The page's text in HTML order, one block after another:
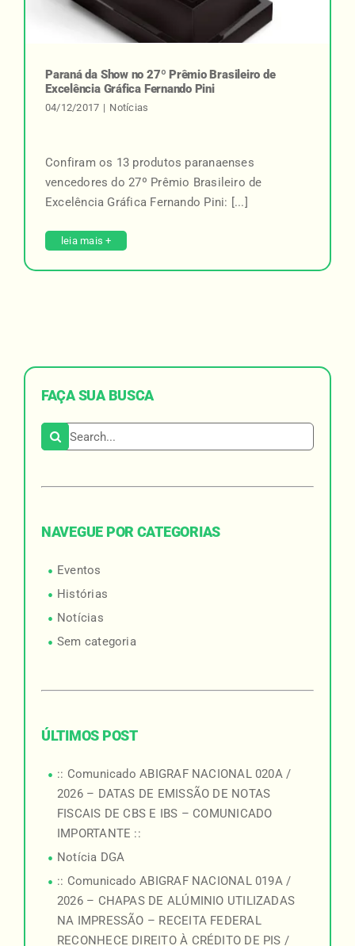
Paraná da Show no 27º Prêmio Brasileiro de
Excelência Gráfica Fernando Pini
04/12/2017 | Notícias
Confiram os 13 produtos paranaenses
vencedores do 27º Prêmio Brasileiro de
Excelência Gráfica Fernando Pini: [...]
leia mais +
FAÇA SUA BUSCA
Search for:
NAVEGUE POR CATEGORIAS
Eventos
Histórias
Notícias
Sem categoria
ÚLTIMOS POST
:: Comunicado ABIGRAF NACIONAL 020A /
2026 – DATAS DE EMISSÃO DE NOTAS
FISCAIS DE CBS E IBS – COMUNICADO
IMPORTANTE ::
Notícia DGA
:: Comunicado ABIGRAF NACIONAL 019A /
2026 – CHAPAS DE ALÚMINIO UTILIZADAS
NA IMPRESSÃO – RECEITA FEDERAL
RECONHECE DIREITO À CRÉDITO DE PIS /